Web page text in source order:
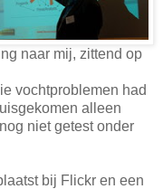
naar mij, zittend op
vochtproblemen had
alleen
niet getest onder
bij Flickr en een